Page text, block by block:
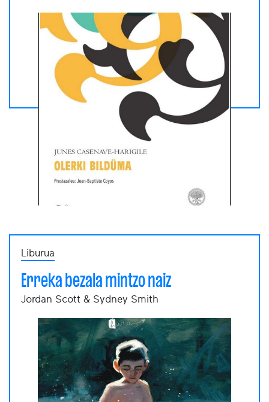
Liburua
Erreka bezala mintzo naiz
Jordan Scott & Sydney Smith